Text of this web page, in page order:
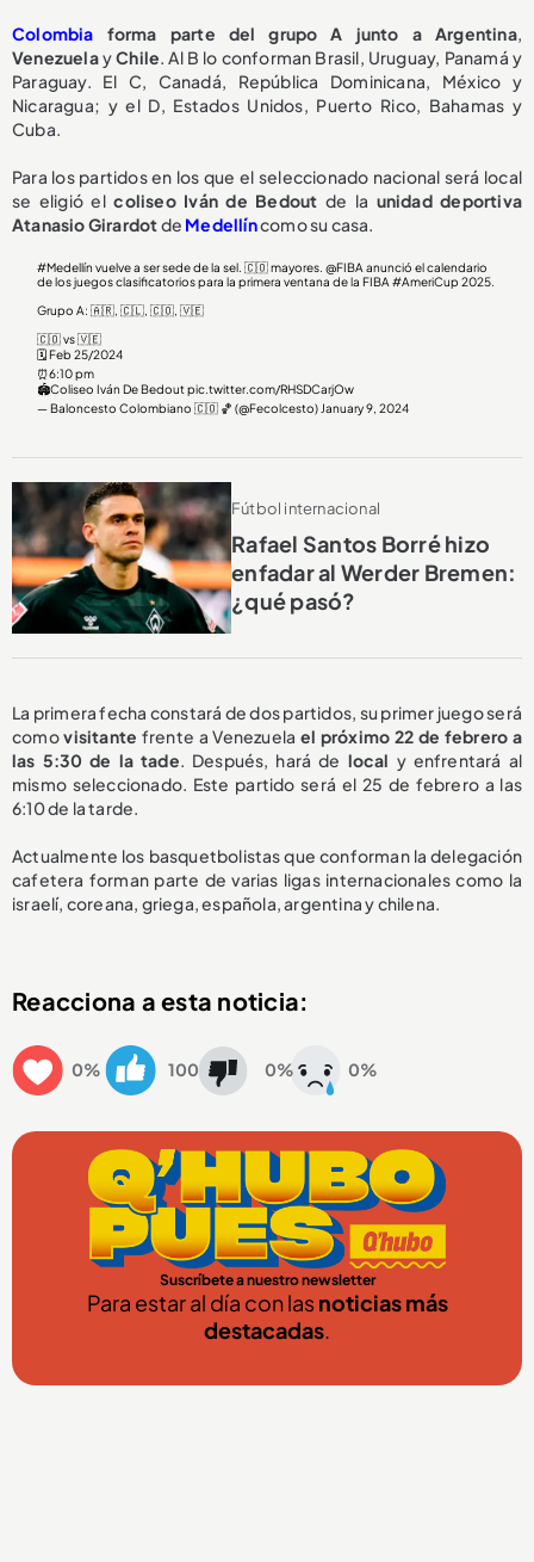
Colombia forma parte del grupo A junto a Argentina,
VenezuelayChile. Al B lo conforman Brasil, Uruguay, Panamá y
Paraguay. El C, Canadá, República Dominicana, México y
Nicaragua; y el D, Estados Unidos, Puerto Rico, Bahamas y
Cuba.
Para los partidos en los que el seleccionado nacional será local
se eligió elcoliseo Iván de Bedout de la unidad deportiva
Atanasio Girardotde Medellíncomo su casa.
#Medellín vuelve a ser sede de la sel. 🇨🇴 mayores.@FIBA anunció el calendario
de los juegos clasificatorios para la primera ventana de la FIBA#AmeriCup 2025.
Grupo A: 🇦🇷, 🇨🇱, 🇨🇴, 🇻🇪
🇨🇴 vs 🇻🇪
🗓️ Feb 25/2024
⏰6:10 pm
🏟️Coliseo Iván De Bedoutpic.twitter.com/RHSDCarjOw
— Baloncesto Colombiano 🇨🇴 🏀 (@Fecolcesto) January 9, 2024
Fútbol internacional
Rafael Santos Borré hizo
enfadar al Werder Bremen:
¿qué pasó?
La primera fecha constará de dos partidos, su primer juego será
comovisitante frente a Venezuela el próximo 22 de febrero a
las 5:30 de la tade. Después, hará de local y enfrentará al
mismo seleccionado. Este partido será el 25 de febrero a las
6:10 de la tarde.
Actualmente los basquetbolistas que conforman la delegación
cafetera forman parte de varias ligas internacionales como la
israelí, coreana, griega, española, argentina y chilena.
Reacciona a esta noticia:
0% 100 0% 0%
Suscríbete a nuestro newsletter
Para estar al día con lasnoticias más
destacadas.